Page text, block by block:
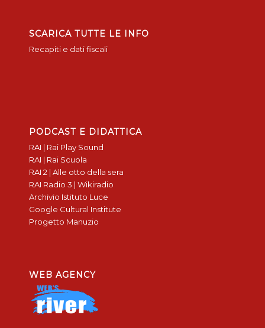
SCARICA TUTTE LE INFO
Recapiti e dati fiscali
PODCAST E DIDATTICA
RAI | Rai Play Sound
RAI | Rai Scuola
RAI 2 | Alle otto della sera
RAI Radio 3 | Wikiradio
Archivio Istituto Luce
Google Cultural Institute
Progetto Manuzio
WEB AGENCY